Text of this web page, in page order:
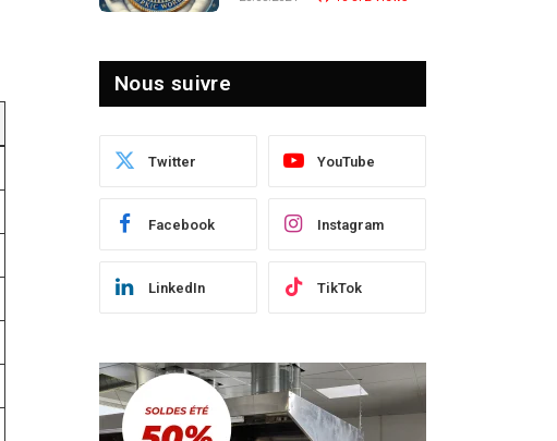
Nous suivre
Twitter YouTube
Facebook Instagram
LinkedIn TikTok